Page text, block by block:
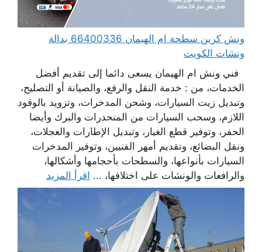
ونش كرين سطحة ام الهيمان 66400336 بدالة
ونشات الكويت
فني ونش ام الهيمان يسعى دائما إلى تقديم أفضل
الخدمات، من : خدمة النقل والرفع، والصيانة أو التصليح،
وتبديل زيت السيارات، وشحن المدخرات، وتزويد بالوقود
اللازم، وسحب السيارات من المنحدرات والبرك وأيضا
الحفر، وتوفير قطع الغيار، وتبديل الإطارات والعجلات،
ونقل البضائع، وتقديم أمهر الفنيين، وتوفير المدخرات
السيارات بأنواعها، والسطحات بأحجامها وأشكالها،
والرافعات والونشات على اختلافها، ... اقرأ المزيد